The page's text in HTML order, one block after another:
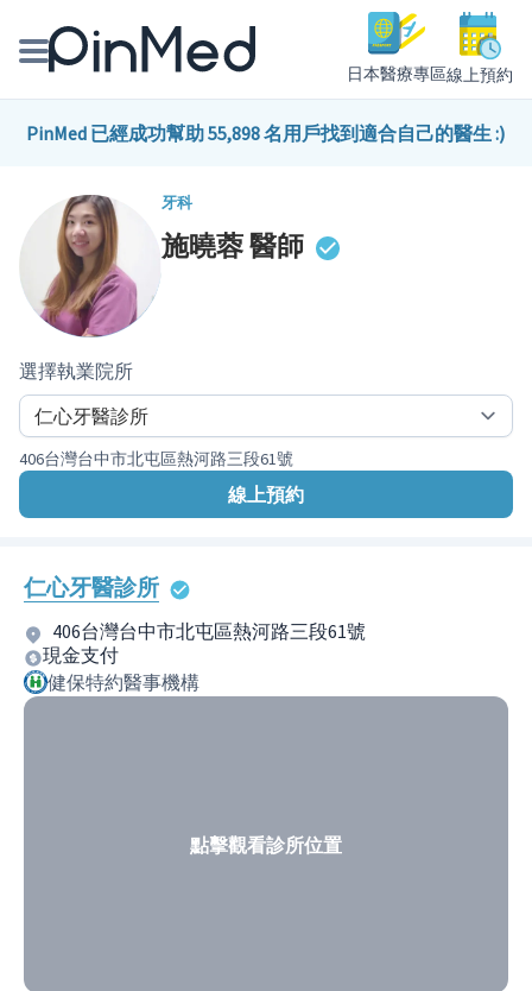
日本醫療專區線上預約
線上預約醫師、院所
醫師專欄專訪
健康主題館
PinMed 已經成功幫助 55,898 名用戶找到適合自己的醫生 :)
牙科
施曉蓉醫師
選擇執業院所
406台灣台中市北屯區熱河路三段61號
線上預約
仁心牙醫診所
406台灣台中市北屯區熱河路三段61號
現金支付
健保特約醫事機構
點擊觀看診所位置